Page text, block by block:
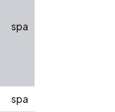
spa
spa